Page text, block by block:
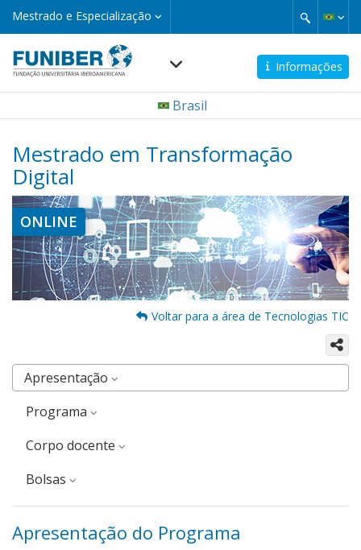
Pular
conteúdo
principal
Mestrado e Especialização
Mestrado
e
Informações
Navegación
Brasil
Mestrado em Transformação
Digital
ONLINE
Voltar para a área de Tecnologias TIC
Apresentação
Programa
corpo docente
Bolsas
Apresentação do Programa